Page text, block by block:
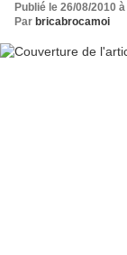
Publié le 26/08/2010
Par bricabrocamoi